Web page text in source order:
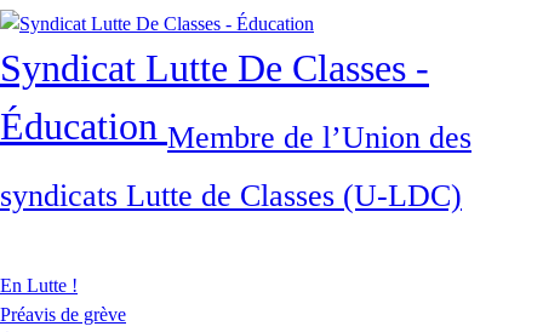
Syndicat Lutte De Classes -
Éducation Membre de l’Union des
syndicats Lutte de Classes (U-LDC)
En Lutte !
Préavis de grève